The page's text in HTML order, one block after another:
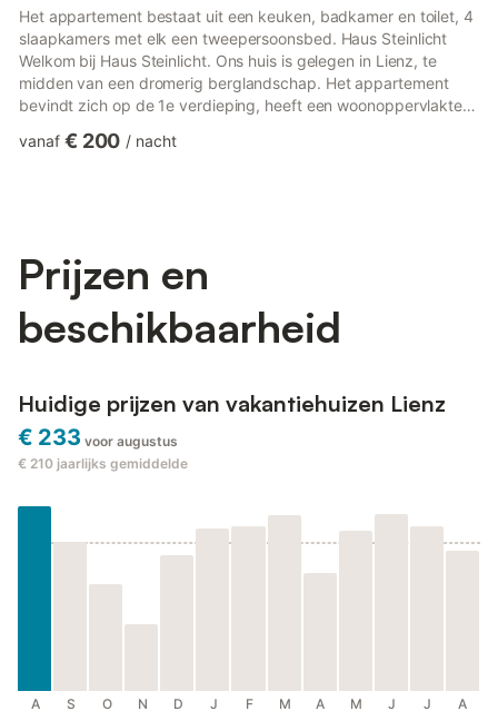
Het appartement bestaat uit een keuken, badkamer en toilet, 4
slaapkamers met elk een tweepersoonsbed. Haus Steinlicht
Welkom bij Haus Steinlicht. Ons huis is gelegen in Lienz, te
midden van een dromerig berglandschap. Het appartement
bevindt zich op de 1e verdieping, heeft een woonoppervlakte
appartement biedt plaats aan maximaal 8 personen. Het design
vanaf € 200 / nacht
Prijzen en
beschikbaarheid
Huidige prijzen van vakantiehuizen Lienz
€ 233 voor augustus
€ 210 jaarlijks gemiddelde
A S O N D J F M A M J J A